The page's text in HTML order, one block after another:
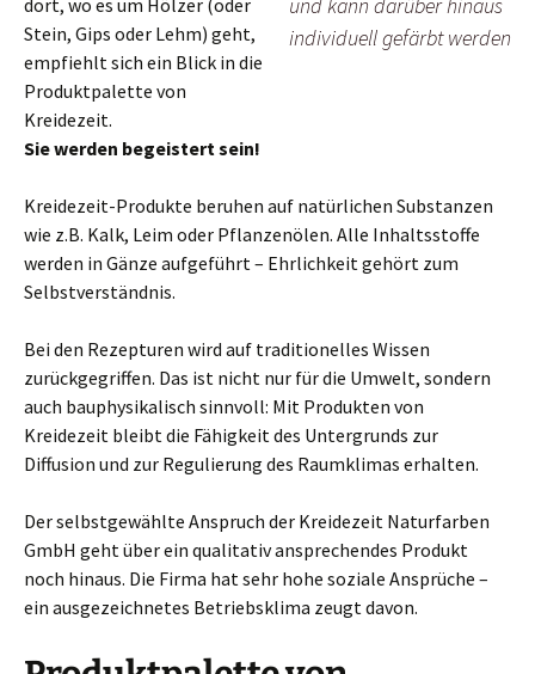
individuell gefärbt werden
Stein, Gips oder Lehm) geht,
empfiehlt sich ein Blick in die
Produktpalette von
Kreidezeit.
Sie werden begeistert sein!
Kreidezeit-Produkte beruhen auf natürlichen Substanzen
wie z.B. Kalk, Leim oder Pflanzenölen. Alle Inhaltsstoffe
werden in Gänze aufgeführt – Ehrlichkeit gehört zum
Selbstverständnis.
Bei den Rezepturen wird auf traditionelles Wissen
zurückgegriffen. Das ist nicht nur für die Umwelt, sondern
auch bauphysikalisch sinnvoll: Mit Produkten von
Kreidezeit bleibt die Fähigkeit des Untergrunds zur
Diffusion und zur Regulierung des Raumklimas erhalten.
Der selbstgewählte Anspruch der Kreidezeit Naturfarben
GmbH geht über ein qualitativ ansprechendes Produkt
noch hinaus. Die Firma hat sehr hohe soziale Ansprüche –
ein ausgezeichnetes Betriebsklima zeugt davon.